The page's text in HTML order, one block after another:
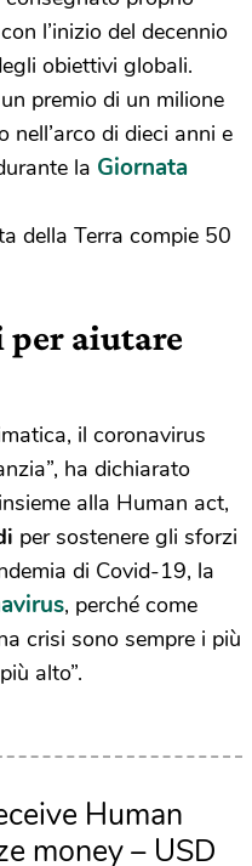
l’inizio del decennio
obiettivi globali.
premio di un milione
nell’arco di dieci anni e
la Giornata
della Terra compie 50
per aiutare
il coronavirus
ha dichiarato
alla Human act,
per sostenere gli sforzi
di Covid-19, la
, perché come
crisi sono sempre i più
alto”.
Human
money – USD